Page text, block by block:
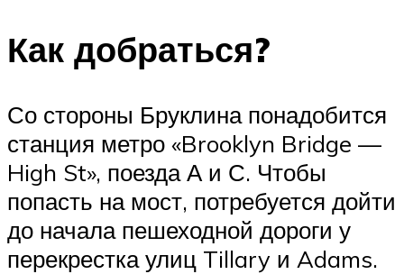
Как добраться?
Со стороны Бруклина понадобится
станция метро «Brooklyn Bridge —
High St», поезда А и С. Чтобы
попасть на мост, потребуется дойти
до начала пешеходной дороги у
перекрестка улиц Tillary и Adams.